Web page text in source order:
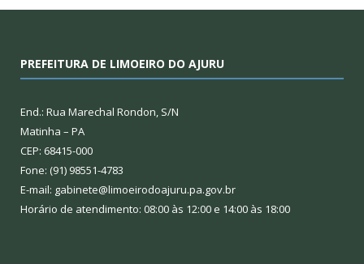
PREFEITURA DE LIMOEIRO DO AJURU
End.: Rua Marechal Rondon, S/N
Matinha – PA
CEP: 68415-000
Fone: (91) 98551-4783
E-mail: gabinete@limoeirodoajuru.pa.gov.br
Horário de atendimento: 08:00 às 12:00 e 14:00 às 18:00